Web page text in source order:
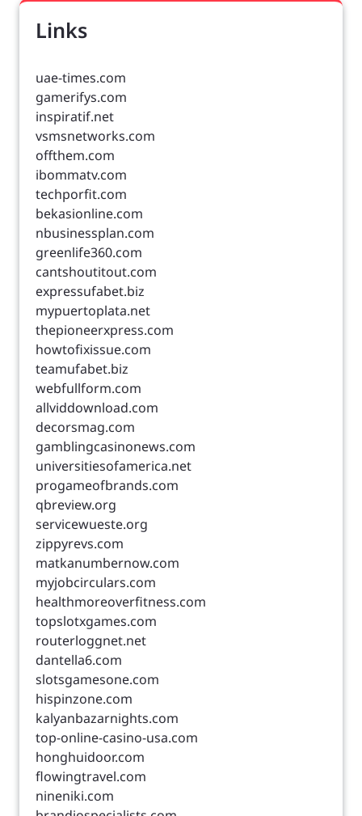
Links
uae-times.com
gamerifys.com
inspiratif.net
vsmsnetworks.com
offthem.com
ibommatv.com
techporfit.com
bekasionline.com
nbusinessplan.com
greenlife360.com
cantshoutitout.com
expressufabet.biz
mypuertoplata.net
thepioneerxpress.com
howtofixissue.com
teamufabet.biz
webfullform.com
allviddownload.com
decorsmag.com
gamblingcasinonews.com
universitiesofamerica.net
progameofbrands.com
qbreview.org
servicewueste.org
zippyrevs.com
matkanumbernow.com
myjobcirculars.com
healthmoreoverfitness.com
topslotxgames.com
routerloggnet.net
dantella6.com
slotsgamesone.com
hispinzone.com
kalyanbazarnights.com
top-online-casino-usa.com
honghuidoor.com
flowingtravel.com
nineniki.com